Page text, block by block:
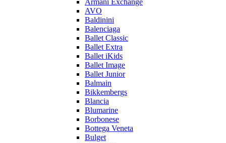
Armani Exchange
AVO
Baldinini
Balenciaga
Ballet Classic
Ballet Extra
Ballet iKids
Ballet Image
Ballet Junior
Balmain
Bikkembergs
Blancia
Blumarine
Borbonese
Bottega Veneta
Bulget